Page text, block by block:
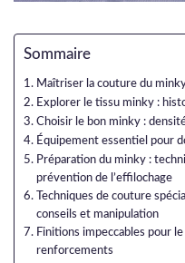
Sommaire
Maîtriser la couture du
Explorer le tissu minky :
Choisir le bon minky :
Équipement essentiel pour
Préparation du minky :
prévention de l’effilochage
Techniques de couture
conseils et manipulation
Finitions impeccables pour
renforcements